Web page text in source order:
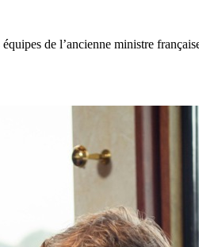
de l’ancienne ministre